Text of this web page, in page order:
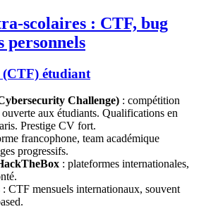
scolaires : CTF, bug
personnels
étudiant
Challenge) : compétition
aux étudiants. Qualifications en
Prestige CV fort.
francophone, team académique
progressifs.
: plateformes internationales,
: CTF mensuels internationaux, souvent